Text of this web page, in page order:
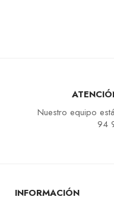
Nuestro equipo
94
INFORMACIÓN